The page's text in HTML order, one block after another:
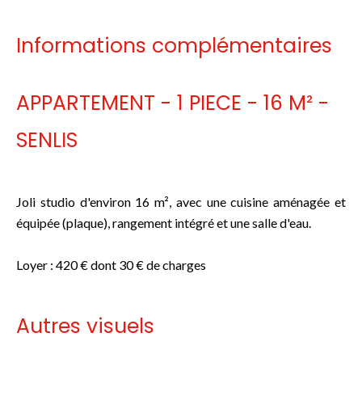
Informations complémentaires
APPARTEMENT - 1 PIECE - 16 M² -
SENLIS
Joli studio d'environ 16 m², avec une cuisine aménagée et
équipée (plaque), rangement intégré et une salle d'eau.
Loyer : 420 € dont 30 € de charges
Autres visuels